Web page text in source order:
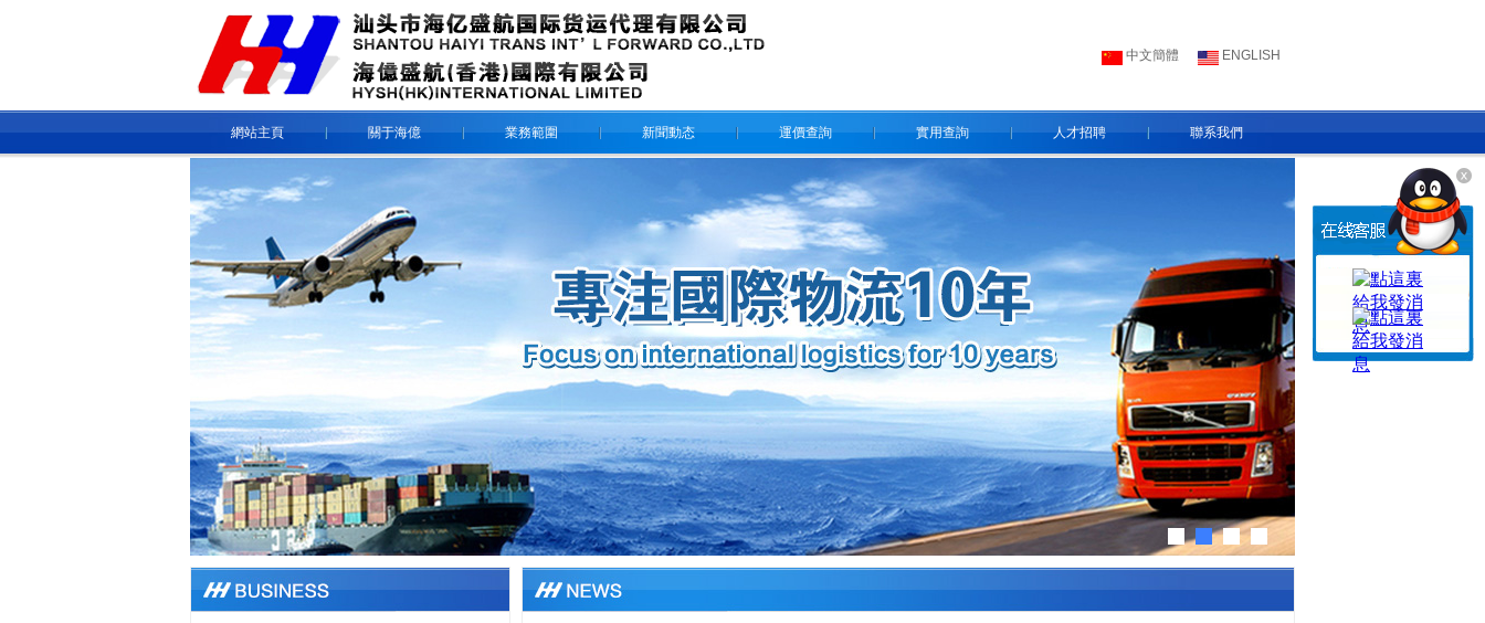
中文簡體 ENGLISH
網站主頁 關于海億 業務範圍 新聞動态 運價查詢 實用查詢 人才招聘 聯系我們